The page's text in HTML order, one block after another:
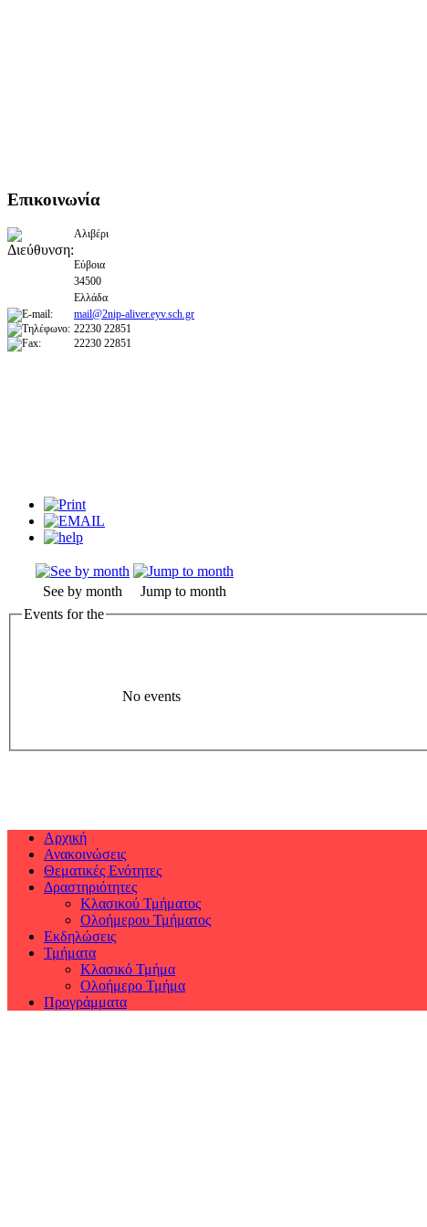
Επικοινωνία
Αλιβέρι
Εύβοια
34500
Ελλάδα
mail@2nip-aliver.eyv.sch.gr
22230 22851
22230 22851
See by month
Jump to month
Events for the
No events
Αρχική
Ανακοινώσεις
Θεματικές Ενότητες
Δραστηριότητες
Κλασικού Τμήματος
Ολοήμερου Τμήματος
Εκδηλώσεις
Τμήματα
Κλασικό Τμήμα
Ολοήμερο Τμήμα
Προγράμματα